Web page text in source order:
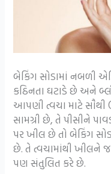
બેકિંગ સોડામાં નબળી
કઠિનતા ઘટાડે છે અને
આપણી ત્વચા માટે સૌથી
સામગ્રી છે, તે પીસીને
પર ખીલ છે તો બેકિંગ
છે. તે ત્વચામાંથી ખીલને
પણ સંતુલિત કરે છે.